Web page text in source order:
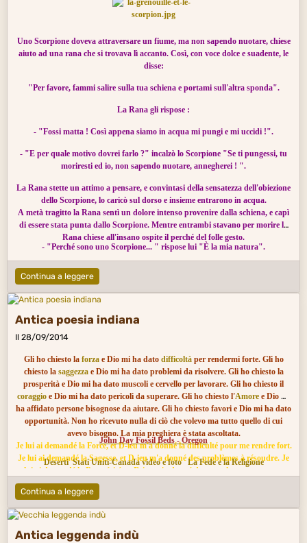
Uno Scorpione doveva attraversare un fiume, ma non sapendo nuotare, chiese
aiuto ad una rana che si trovava lì accanto. Così, con voce dolce e suadente, le
disse:
"Per favore, fammi salire sulla tua schiena e portami sull'altra sponda".
La Rana gli rispose :
- "Fossi matta ! Così appena siamo in acqua mi pungi e mi uccidi !".
- "E per quale motivo dovrei farlo ?" incalzò lo Scorpione "Se ti pungessi, tu
moriresti ed io, non sapendo nuotare, annegherei ! ".
La Rana stette un attimo a pensare, e convintasi della sensatezza dell'obiezione
dello Scorpione, lo caricò sul dorso e insieme entrarono in acqua.
A metà tragitto la Rana sentì un dolore intenso provenire dalla schiena, e capì
di essere stata punta dallo Scorpione. Mentre entrambi stavano per morire la
Rana chiese all'insano ospite il perché del folle gesto.
- "Perché sono uno Scorpione... " rispose lui "È la mia natura".
Continua a leggere
Antica poesia indiana
Il 28/09/2014
Gli ho chiesto la forzae Dio mi ha dato difficoltàper rendermi forte. Gli ho
chiesto la saggezzae Dio mi ha dato problemi da risolvere. Gli ho chiesto la
prosperità e Dio mi ha dato muscoli e cervello per lavorare. Gli ho chiesto il
coraggio e Dio mi ha dato pericoli da superare. Gli ho chiesto l'Amore e Dio mi
ha affidato persone bisognose da aiutare. Gli ho chiesto favori e Dio mi ha dato
opportunità. Non ho ricevuto nulla di ciò che volevo ma tutto quello di cui
avevo bisogno. La mia preghiera è stata ascoltata.
Je lui ai demandé la Force, et D-ieu m'a donné la difficulté pour me rendre fort.
Je lui ai demandé la Sagesse, et D-ieu m'a donné des problèmes à résoudre. Je
lui ai demandé la Prospérité, et D-ieu m'a donné des muscles et un cerveau
pour travailler. Je lui ai demandé du Courage, et D-ieu m'a donné des dangers
à surmonter. Je lui ai demandé l'Amour, et D-ieu m'a confié la tâche d'aider les
nécessiteux. Je lui ai demandé des Faveurs, et D-ieu m'a donné des
opportunités. Je n'ai rien reçu de ce que je voulais, mais j'ai obtenu tout ce
dont j'avais besoin. Ma prière a été entendue.
John Day Fossil Beds - Oregon
Deserti Stati Uniti-Canada video e foto La Fede e la Religione
Continua a leggere
Antica leggenda indù